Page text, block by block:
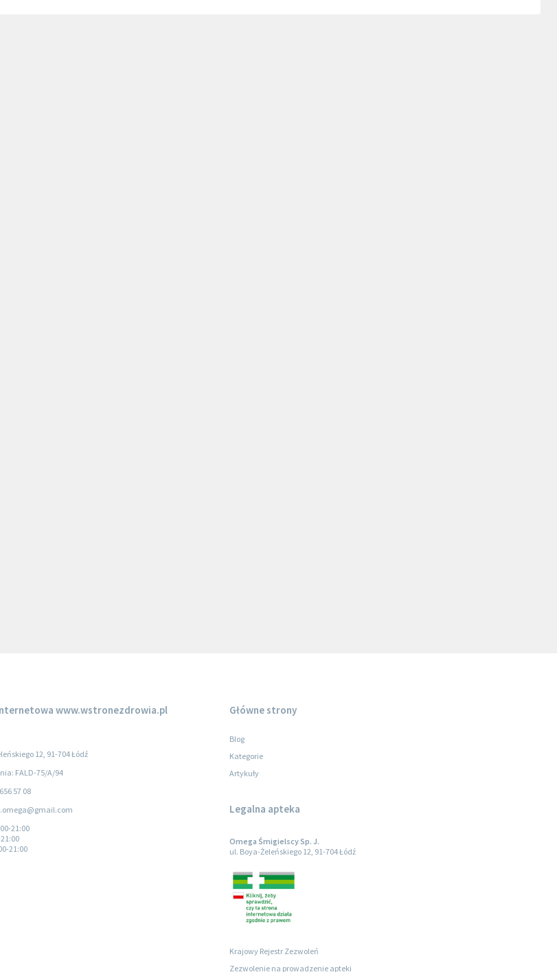
www.wstronezdrowia.pl
12, 91-704 Łódź
FALD-75/A/94
57 08
21:00
21:00
Główne strony
Blog
Kategorie
Artykuły
Legalna apteka
Omega Śmigielscy Sp. J.
ul. Boya-Żeleńskiego 12, 91-704 Łódź
Krajowy Rejestr Zezwoleń
Zezwolenie na prowadzenie apteki